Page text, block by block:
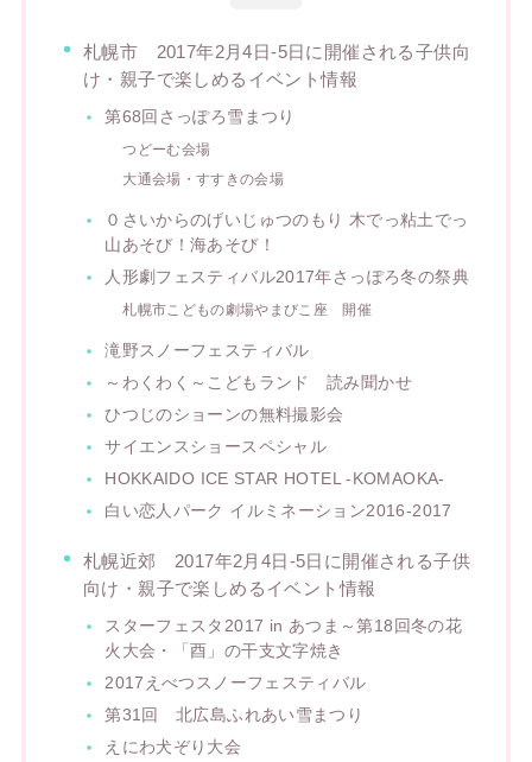
札幌市 2017年2月4日-5日に開催される子供向
け・親子で楽しめるイベント情報
第68回さっぽろ雪まつり
つどーむ会場
大通会場・すすきの会場
０さいからのげいじゅつのもり 木でっ粘土でっ
山あそび！海あそび！
人形劇フェスティバル2017年さっぽろ冬の祭典
札幌市こどもの劇場やまびこ座 開催
滝野スノーフェスティバル
～わくわく～こどもランド 読み聞かせ
ひつじのショーンの無料撮影会
サイエンスショースペシャル
HOKKAIDO ICE STAR HOTEL -KOMAOKA-
白い恋人パーク イルミネーション2016-2017
札幌近郊 2017年2月4日-5日に開催される子供
向け・親子で楽しめるイベント情報
スターフェスタ2017 in あつま～第18回冬の花
火大会・「酉」の干支文字焼き
2017えべつスノーフェスティバル
第31回 北広島ふれあい雪まつり
えにわ犬ぞり大会